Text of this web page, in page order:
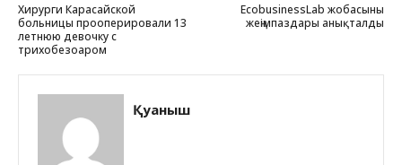
Хирурги Карасайской
больницы прооперировали 13
летнюю девочку с
трихобезоаром
EcobusinessLab жобасының
жеңімпаздары анықталды
Қуаныш